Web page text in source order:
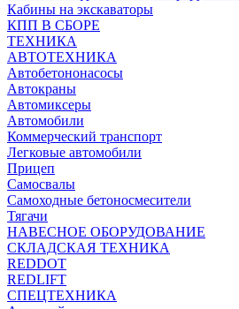
Кабины на экскаваторы
КПП В СБОРЕ
ТЕХНИКА
АВТОТЕХНИКА
Автобетононасосы
Автокраны
Автомиксеры
Автомобили
Коммерческий транспорт
Легковые автомобили
Прицеп
Самосвалы
Самоходные бетоносмесители
Тягачи
НАВЕСНОЕ ОБОРУДОВАНИЕ
СКЛАДСКАЯ ТЕХНИКА
REDDOT
REDLIFT
СПЕЦТЕХНИКА